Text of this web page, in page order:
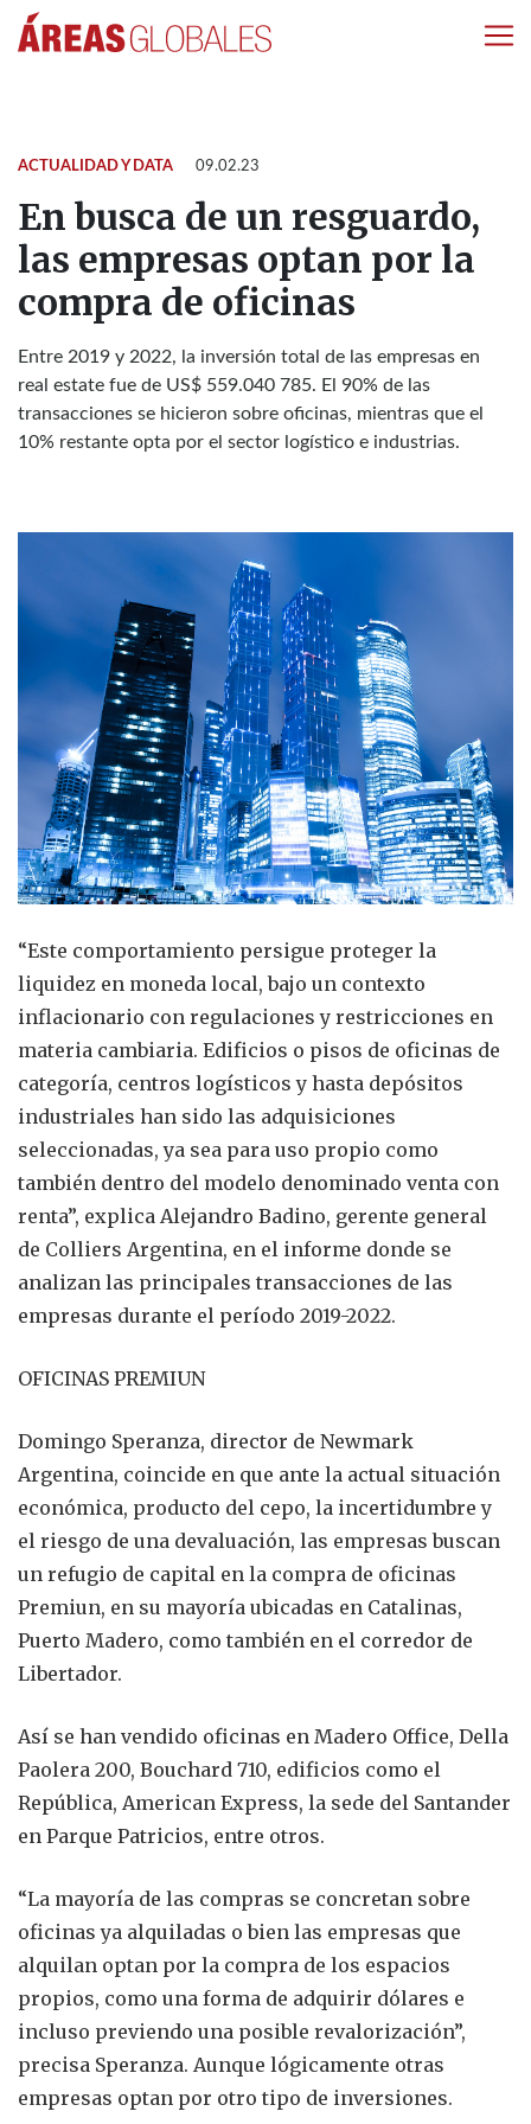
ACTUALIDAD Y DATA 09.02.23
En busca de un resguardo,
las empresas optan por la
compra de oficinas
Entre 2019 y 2022, la inversión total de las empresas en
real estate fue de US$ 559.040 785. El 90% de las
transacciones se hicieron sobre oficinas, mientras que el
10% restante opta por el sector logístico e industrias.
“Este comportamiento persigue proteger la
liquidez en moneda local, bajo un contexto
inflacionario con regulaciones y restricciones en
materia cambiaria. Edificios o pisos de oficinas de
categoría, centros logísticos y hasta depósitos
industriales han sido las adquisiciones
seleccionadas, ya sea para uso propio como
también dentro del modelo denominado venta con
renta”, explica Alejandro Badino, gerente general
de Colliers Argentina, en el informe donde se
analizan las principales transacciones de las
empresas durante el período 2019-2022.
OFICINAS PREMIUN
Domingo Speranza, director de Newmark
Argentina, coincide en que ante la actual situación
económica, producto del cepo, la incertidumbre y
el riesgo de una devaluación, las empresas buscan
un refugio de capital en la compra de oficinas
Premiun, en su mayoría ubicadas en Catalinas,
Puerto Madero, como también en el corredor de
Libertador.
Así se han vendido oficinas en Madero Office, Della
Paolera 200, Bouchard 710, edificios como el
República, American Express, la sede del Santander
en Parque Patricios, entre otros.
“La mayoría de las compras se concretan sobre
oficinas ya alquiladas o bien las empresas que
alquilan optan por la compra de los espacios
propios, como una forma de adquirir dólares e
incluso previendo una posible revalorización”,
precisa Speranza. Aunque lógicamente otras
empresas optan por otro tipo de inversiones.